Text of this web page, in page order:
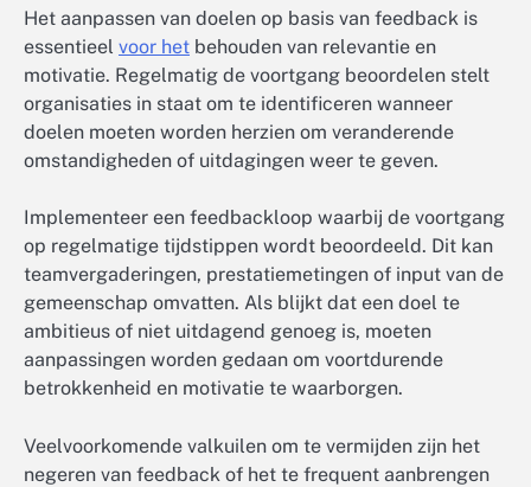
Het aanpassen van doelen op basis van feedback is
essentieel voor het behouden van relevantie en
motivatie. Regelmatig de voortgang beoordelen stelt
organisaties in staat om te identificeren wanneer
doelen moeten worden herzien om veranderende
omstandigheden of uitdagingen weer te geven.
Implementeer een feedbackloop waarbij de voortgang
op regelmatige tijdstippen wordt beoordeeld. Dit kan
teamvergaderingen, prestatiemetingen of input van de
gemeenschap omvatten. Als blijkt dat een doel te
ambitieus of niet uitdagend genoeg is, moeten
aanpassingen worden gedaan om voortdurende
betrokkenheid en motivatie te waarborgen.
Veelvoorkomende valkuilen om te vermijden zijn het
negeren van feedback of het te frequent aanbrengen